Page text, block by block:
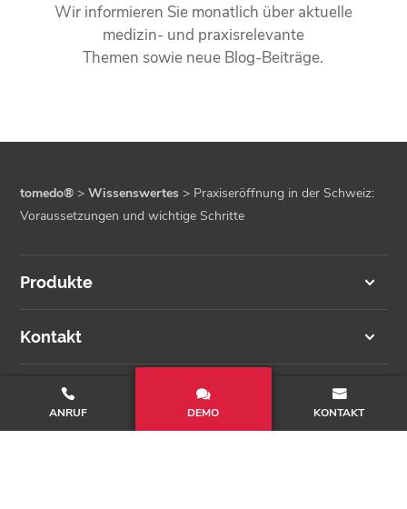
Wir informieren Sie monatlich über aktuelle
medizin- und praxisrelevante
Themen sowie neue Blog-Beiträge.
tomedo® >Wissenswertes > Praxiseröffnung in der Schweiz:
Voraussetzungen und wichtige Schritte
Produkte
Kontakt
Unternehmen
ANRUF DEMO KONTAKT